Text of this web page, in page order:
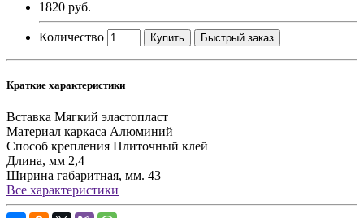
1820 руб.
Количество Купить Быстрый заказ
Краткие характеристики
Вставка Мягкий эластопласт
Материал каркаса Алюминий
Способ крепления Плиточный клей
Длина, мм 2,4
Ширина габаритная, мм. 43
Все характеристики